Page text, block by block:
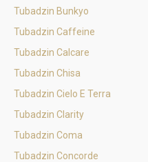
Tubadzin Bunkyo
Tubadzin Caffeine
Tubadzin Calcare
Tubadzin Chisa
Tubadzin Cielo E Terra
Tubadzin Clarity
Tubadzin Coma
Tubadzin Concorde